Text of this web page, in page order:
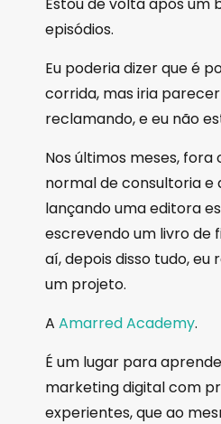
episódios.
Eu poderia dizer que é
corrida, mas iria
reclamando, e eu não
Nos últimos meses,
normal de consultoria e
lançando uma editora
escrevendo um livro de
aí, depois disso tudo, eu
um projeto.
A Amarred Academy.
É um lugar para
marketing digital com
experientes, que ao